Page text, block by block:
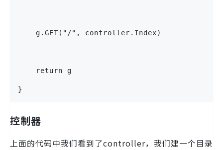
    g.GET("/", controller.Index)
    return g
}
控制器
上面的代码中我们看到了controller，我们建一个目录